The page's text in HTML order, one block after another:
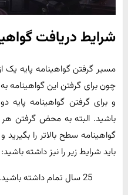
شرایط دریافت گواهینامه
چون برای گرفتن این گواهینامه به
باشید. البته به محض گرفتن هر
گواهینامه سطح بالاتر را
باید شرایط زیر را نیز داشته باشید:
25 سال تمام داشته باشید.